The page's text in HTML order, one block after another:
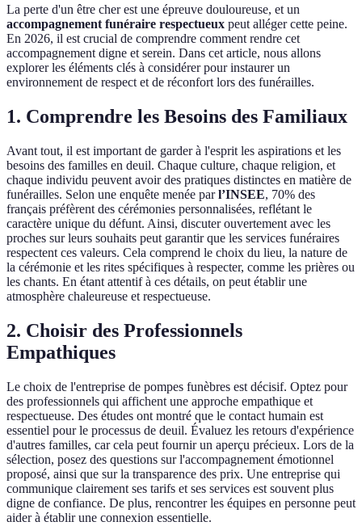
La perte d'un être cher est une épreuve douloureuse, et un
accompagnement funéraire respectueux peut alléger cette peine.
En 2026, il est crucial de comprendre comment rendre cet
accompagnement digne et serein. Dans cet article, nous allons
explorer les éléments clés à considérer pour instaurer un
environnement de respect et de réconfort lors des funérailles.
1. Comprendre les Besoins des Familiaux
Avant tout, il est important de garder à l'esprit les aspirations et les
besoins des familles en deuil. Chaque culture, chaque religion, et
chaque individu peuvent avoir des pratiques distinctes en matière de
funérailles. Selon une enquête menée parl’INSEE, 70% des
français préfèrent des cérémonies personnalisées, reflétant le
caractère unique du défunt. Ainsi, discuter ouvertement avec les
proches sur leurs souhaits peut garantir que les services funéraires
respectent ces valeurs. Cela comprend le choix du lieu, la nature de
la cérémonie et les rites spécifiques à respecter, comme les prières ou
les chants. En étant attentif à ces détails, on peut établir une
atmosphère chaleureuse et respectueuse.
2. Choisir des Professionnels
Empathiques
Le choix de l'entreprise de pompes funèbres est décisif. Optez pour
des professionnels qui affichent une approche empathique et
respectueuse. Des études ont montré que le contact humain est
essentiel pour le processus de deuil. Évaluez les retours d'expérience
d'autres familles, car cela peut fournir un aperçu précieux. Lors de la
sélection, posez des questions sur l'accompagnement émotionnel
proposé, ainsi que sur la transparence des prix. Une entreprise qui
communique clairement ses tarifs et ses services est souvent plus
digne de confiance. De plus, rencontrer les équipes en personne peut
aider à établir une connexion essentielle.